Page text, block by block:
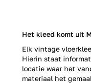
Het kleed komt uit
Elk vintage
Hierin staat
locatie waar het
materiaal het